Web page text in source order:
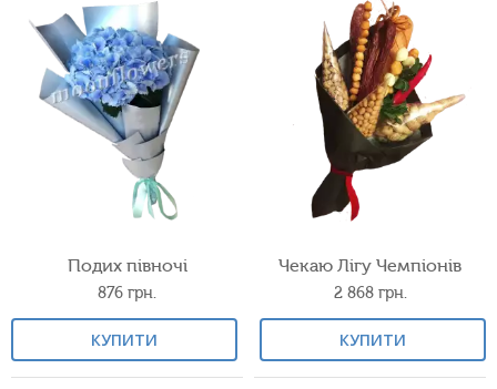
Подих півночі
876 грн.
КУПИТИ
Чекаю Лігу Чемпіонів
2 868 грн.
КУПИТИ